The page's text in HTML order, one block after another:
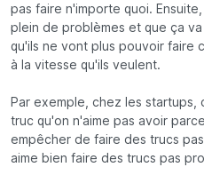
pas faire n'importe quoi.
plein de problèmes et que ça
qu'ils ne vont plus pouvoir faire
à la vitesse qu'ils veulent.
Par exemple, chez les
truc qu'on n'aime pas avoir
empêcher de faire des trucs
aime bien faire des trucs pas